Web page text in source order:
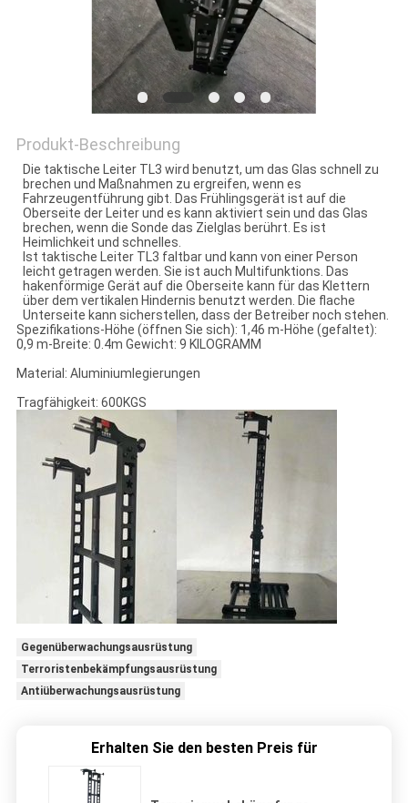
Produkt-Beschreibung
Die taktische Leiter TL3 wird benutzt, um das Glas schnell zu
brechen und Maßnahmen zu ergreifen, wenn es
Fahrzeugentführung gibt. Das Frühlingsgerät ist auf die
Oberseite der Leiter und es kann aktiviert sein und das Glas
brechen, wenn die Sonde das Zielglas berührt. Es ist
Heimlichkeit und schnelles.
Ist taktische Leiter TL3 faltbar und kann von einer Person
leicht getragen werden. Sie ist auch Multifunktions. Das
hakenförmige Gerät auf die Oberseite kann für das Klettern
über dem vertikalen Hindernis benutzt werden. Die flache
Unterseite kann sicherstellen, dass der Betreiber noch stehen.
Spezifikations-Höhe (öffnen Sie sich): 1,46 m-Höhe (gefaltet):
0,9 m-Breite: 0.4m Gewicht: 9 KILOGRAMM
Material: Aluminiumlegierungen
Tragfähigkeit: 600KGS
Gegenüberwachungsausrüstung
Terroristenbekämpfungsausrüstung
Antiüberwachungsausrüstung
Erhalten Sie den besten Preis für